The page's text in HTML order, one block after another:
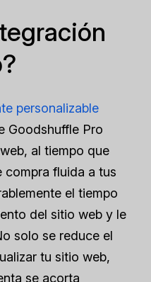
personalizable
Goodshuffle Pro
al tiempo que
compra fluida a tus
el tiempo
del sitio web y le
solo se reduce el
tu sitio web,
se acorta